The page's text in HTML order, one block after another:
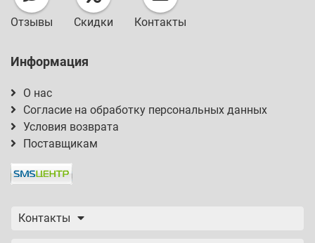
Отзывы Скидки Контакты
Информация
О нас
Согласие на обработку персональных данных
Условия возврата
Поставщикам
Контакты